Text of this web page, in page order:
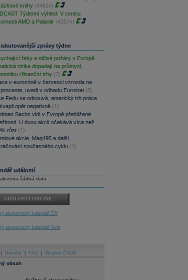
knihy (4481x)
Týdenní výhled: V centru
AMD a Palantir (4257x)
zprávy týdne
řeky a ničivé požáry v Evropě.
rizika dopadají na průmysl,
i finanční trhy (7)
v eurozóně v červenci vzrostla na
uvedl v odhadu Eurostat (5)
Fedu se odsouvá, americký trh práce
opět negativně (1)
Sachs vidí v Evropě přehlížené
U dvou akcií očekává více než
růst (1)
akcie, Mag495 a další
současného cyklu (1)
událostí
žádná data
UDÁLOSTI ONLINE
ekonomický kalendář ČR
ekonomický kalendář Svět
Náměty FAQ Skupina ČSOB
obsah